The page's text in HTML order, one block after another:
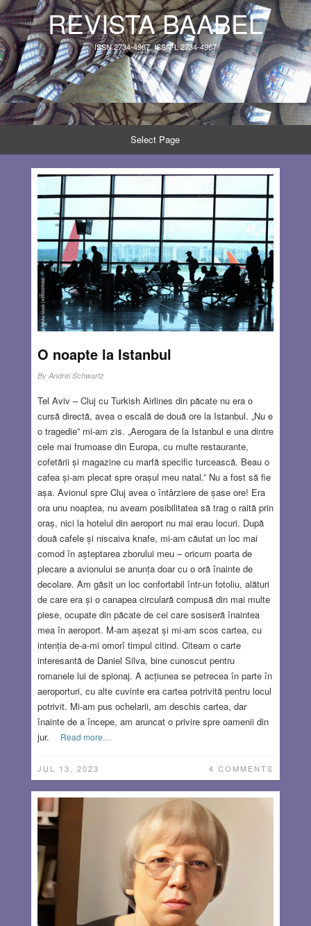
REVISTA BAABEL
ISSN 2734-4967, ISSN-L 2734-4967
Select Page
O noapte la Istanbul
By Andrei Schwartz
Tel Aviv – Cluj cu Turkish Airlines din păcate nu era o
cursă directă, avea o escală de două ore la Istanbul. „Nu e
o tragedie” mi-am zis. „Aerogara de la Istanbul e una dintre
cele mai frumoase din Europa, cu multe restaurante,
cofetării și magazine cu marfă specific turcească. Beau o
cafea și-am plecat spre orașul meu natal.” Nu a fost să fie
așa. Avionul spre Cluj avea o întârziere de șase ore! Era
ora unu noaptea, nu aveam posibilitatea să trag o raită prin
oraș, nici la hotelul din aeroport nu mai erau locuri. După
două cafele și niscaiva knafe, mi-am căutat un loc mai
comod în așteptarea zborului meu – oricum poarta de
plecare a avionului se anunța doar cu o oră înainte de
decolare. Am găsit un loc confortabil într-un fotoliu, alături
de care era și o canapea circulară compusă din mai multe
piese, ocupate din păcate de cei care sosiseră înaintea
mea în aeroport. M-am așezat și mi-am scos cartea, cu
intenția de-a-mi omorî timpul citind. Citeam o carte
interesantă de Daniel Silva, bine cunoscut pentru
romanele lui de spionaj. A acțiunea se petrecea în parte în
aeroporturi, cu alte cuvinte era cartea potrivită pentru locul
potrivit. Mi-am pus ochelarii, am deschis cartea, dar
înainte de a începe, am aruncat o privire spre oamenii din
jur.
Read more…
JUL 13, 2023 4 COMMENTS